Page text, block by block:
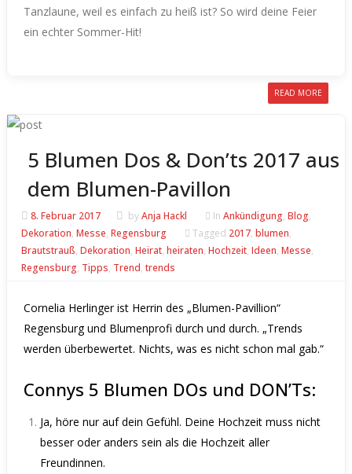
Tanzlaune, weil es einfach zu heiß ist? So wird deine Feier
ein echter Sommer-Hit!
READ MORE
5 Blumen Dos & Don’ts 2017 aus
dem Blumen-Pavillon
8. Februar 2017 byAnja Hackl In Ankündigung, Blog,
Dekoration, Messe, Regensburg Tagged 2017, blumen,
Brautstrauß, Dekoration, Heirat, heiraten, Hochzeit, Ideen, Messe,
Regensburg, Tipps, Trend, trends
Cornelia Herlinger ist Herrin des „Blumen-Pavillion“
Regensburgund Blumenprofi durch und durch. „Trends
werden überbewertet. Nichts, was es nicht schon mal gab.“
Connys 5 Blumen DOs und DON’Ts:
Ja, höre nur auf dein Gefühl. Deine Hochzeit muss nicht
besser oder anders sein als die Hochzeit aller
Freundinnen.